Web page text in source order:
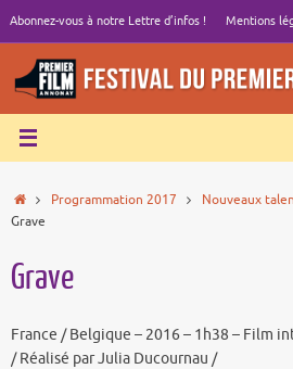
contenu
Abonnez-vous à notre Lettre d’infos ! Mentions
AccueilProgrammation 2017
Nouveaux
Grave
Grave
France / Belgique – 2016 – 1h38 – Film
/ Réalisé par Julia Ducournau /